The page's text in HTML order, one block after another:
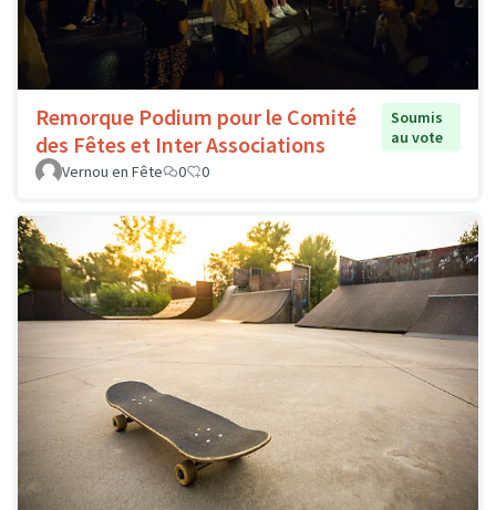
Remorque Podium pour le Comité
des Fêtes et Inter Associations
Soumis
au vote
Vernou en Fête
0 0